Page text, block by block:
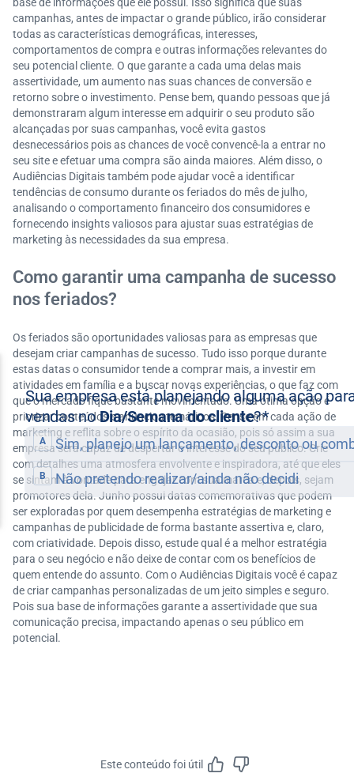
campanhas, antes de impactar o grande público, irão considerar
todas as características demográficas, interesses,
comportamentos de compra e outras informações relevantes do
seu potencial cliente. O que garante a cada uma delas mais
assertividade, um aumento nas suas chances de conversão e
retorno sobre o investimento. Pense bem, quando pessoas que já
demonstraram algum interesse em adquirir o seu produto são
alcançadas por suas campanhas, você evita gastos
desnecessários pois as chances de você convencê-la a entrar no
seu site e efetuar uma compra são ainda maiores. Além disso, o
Audiências Digitais também pode ajudar você a identificar
tendências de consumo durante os feriados do mês de julho,
analisando o comportamento financeiro dos consumidores e
fornecendo insights valiosos para ajustar suas estratégias de
marketing às necessidades da sua empresa.
Como garantir uma campanha de sucesso
nos feriados?
Os feriados são oportunidades valiosas para as empresas que
desejam criar campanhas de sucesso. Tudo isso porque durante
estas datas o consumidor tende a comprar mais, a investir em
atividades em família e a buscar novas experiências, o que faz com
que o mercado fique bastante movimentado. Uma ótima opção é
priorizar conteúdos e anúncios temáticos. Pense em cada ação de
marketing e reflita sobre o espírito da ocasião, pois só assim a sua
empresa será capaz de despertar o interesse do seu público. Crie
com detalhes uma atmosfera envolvente e inspiradora, até que eles
se sintam à vontade para engajar com sua marca e, depois, sejam
promotores dela. Junho possui datas comemorativas que podem
ser exploradas por quem desempenha estratégias de marketing e
campanhas de publicidade de forma bastante assertiva e, claro,
com criatividade. Depois disso, estude qual é a melhor estratégia
para o seu negócio e não deixe de contar com os benefícios de
quem entende do assunto. Com o Audiências Digitais você é capaz
de criar campanhas personalizadas de um jeito simples e seguro.
Pois sua base de informações garante a assertividade que sua
comunicação precisa, impactando apenas o seu público em
potencial.
Este conteúdo foi útil